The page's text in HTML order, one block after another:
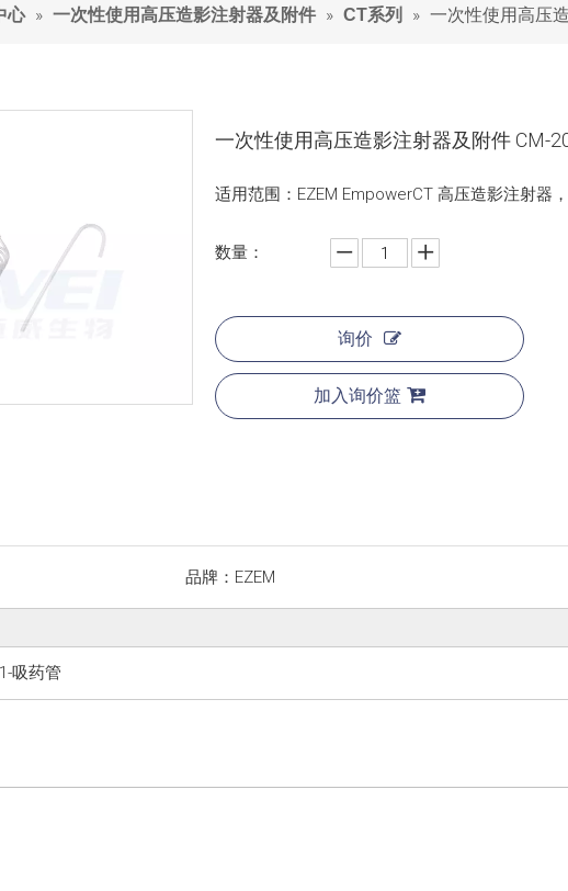
心 » 一次性使用高压造影注射器及附件 » CT系列 » 一次性使用高压
一次性使用高压造影注射器及附件 CM-
适用范围：EZEM EmpowerCT 高压造影注射器
数量：
询价
加入询价篮
品牌： EZEM
吸药管